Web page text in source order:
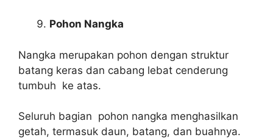
Pohon Nangka
Nangka merupakan pohon dengan struktur
batang keras dan cabang lebat cenderung
tumbuh ke atas.
Seluruh bagian pohon nangka menghasilkan
getah, termasuk daun, batang, dan buahnya.